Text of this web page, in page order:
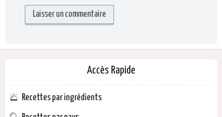
Accès Rapide
Recettes par ingrédients